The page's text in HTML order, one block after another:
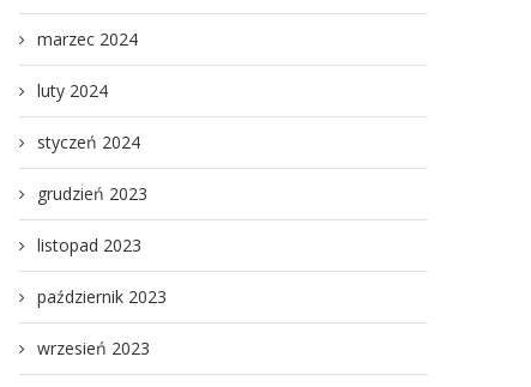
marzec 2024
luty 2024
styczeń 2024
grudzień 2023
listopad 2023
październik 2023
wrzesień 2023